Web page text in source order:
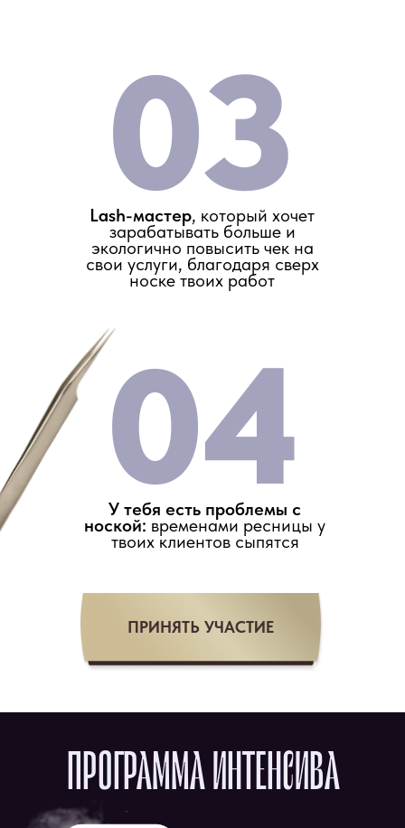
04
У тебя есть проблемы с
ноской: временами ресницы у
твоих клиентов сыпятся
03
Lash-мастер, который хочет
зарабатывать больше и
экологично повысить чек на
свои услуги, благодаря сверх
носке твоих работ
ПРИНЯТЬ УЧАСТИЕ
ПРОГРАММА ИНТЕНСИВА